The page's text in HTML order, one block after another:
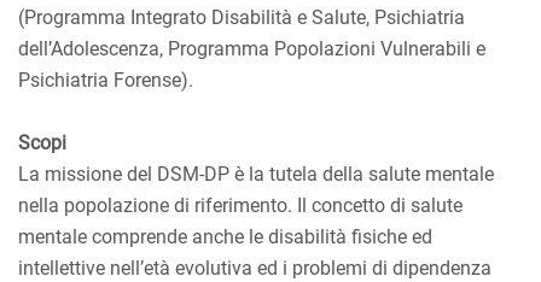
(Programma Integrato Disabilità e Salute, Psichiatria
dell’Adolescenza, Programma Popolazioni Vulnerabili e
Psichiatria Forense).
Scopi
La missione del DSM-DP è la tutela della salute mentale
nella popolazione di riferimento. Il concetto di salute
mentale comprende anche le disabilità fisiche ed
intellettive nell’età evolutiva ed i problemi di dipendenza